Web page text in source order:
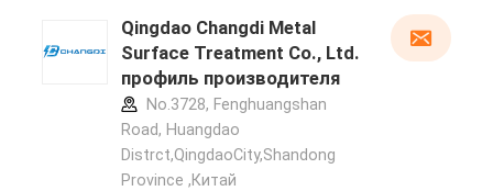
Qingdao Changdi Metal
Surface Treatment Co., Ltd.
профиль производителя
No.3728, Fenghuangshan
Road, Huangdao
Distrct,QingdaoCity,Shandong
Province ,Китай